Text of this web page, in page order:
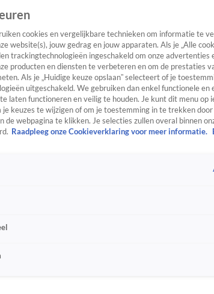
cookies en vergelijkbare technieken om informatie te
website(s), jouw gedrag en jouw apparaten. Als je „Alle
trackingtechnologieën ingeschakeld om onze advertenties
producten en diensten te verbeteren en om de prestaties
Als je „Huidige keuze opslaan” selecteert of je
uitgeschakeld. We gebruiken dan enkel functionele en
laten functioneren en veilig te houden. Je kunt dit menu op
je keuzes te wijzigen of om je toestemming in te trekken
de webpagina te klikken. Je selecties zullen overal binnen
Raadpleeg onze Cookieverklaring voor meer informatie.